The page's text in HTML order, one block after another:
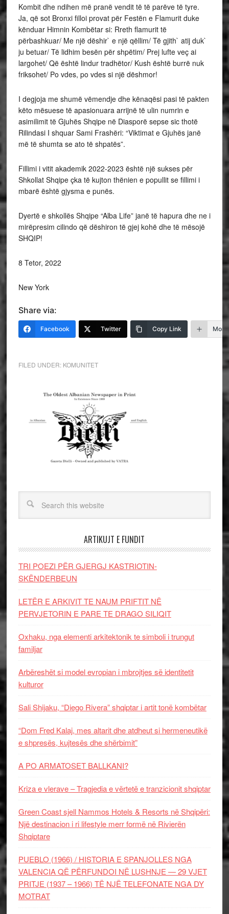
Kombit dhe ndihen më pranë vendit të të parëve të tyre.
Ja, që sot Bronxi filloi provat për Festën e Flamurit duke
kënduar Himnin Kombëtar si: Rreth flamurit të
përbashkuar/ Me një dëshir` e një qëllim/ Të gjith` atij duk`
ju betuar/ Të lidhim besën për shpëtim/ Prej lufte veç ai
largohet/ Që është lindur tradhëtor/ Kush është burrë nuk
friksohet/ Po vdes, po vdes si një dëshmor!
I degjoja me shumë vëmendje dhe kënaqësi pasi të pakten
këto mësuese të apasionuara arrijnë të ulin numrin e
asimilimit të Gjuhës Shqipe në Diasporë sepse sic thotë
Rilindasi I shquar Sami Frashëri: “Viktimat e Gjuhës janë
më të shumta se ato të shpatës”.
Fillimi i vitit akademik 2022-2023 është një sukses për
Shkollat Shqipe çka të kujton thënien e popullit se fillimi i
mbarë është gjysma e punës.
Dyertë e shkollës Shqipe “Alba Life” janë të hapura dhe ne i
mirëpresim cilindo që dëshiron të gjej kohë dhe të mësojë
SHQIP!
8 Tetor, 2022
New York
Share via:
Facebook Twitter Copy Link More
FILED UNDER: KOMUNITET
ARTIKUJT E FUNDIT
TRI POEZI PËR GJERGJ KASTRIOTIN-
SKËNDERBEUN
LETËR E ARKIVIT TE NAUM PRIFTIT NË
PERVJETORIN E PARE TE DRAGO SILIQIT
Oxhaku, nga elementi arkitektonik te simboli i trungut
familjar
Arbëreshët si model evropian i mbrojtjes së identitetit
kulturor
Sali Shijaku, “Diego Rivera” shqiptar i artit tonë kombëtar
“Dom Fred Kalaj, mes altarit dhe atdheut si hermeneutikë
e shpresës, kujtesës dhe shërbimit”
A PO ARMATOSET BALLKANI?
Kriza e vlerave – Tragjedia e vërtetë e tranzicionit shqiptar
Green Coast sjell Nammos Hotels & Resorts në Shqipëri:
Një destinacion i ri lifestyle merr formë në Rivierën
Shqiptare
PUEBLO (1966) / HISTORIA E SPANJOLLES NGA
VALENCIA QË PËRFUNDOI NË LUSHNJE — 29 VJET
PRITJE (1937 – 1966) TË NJË TELEFONATE NGA DY
MOTRAT